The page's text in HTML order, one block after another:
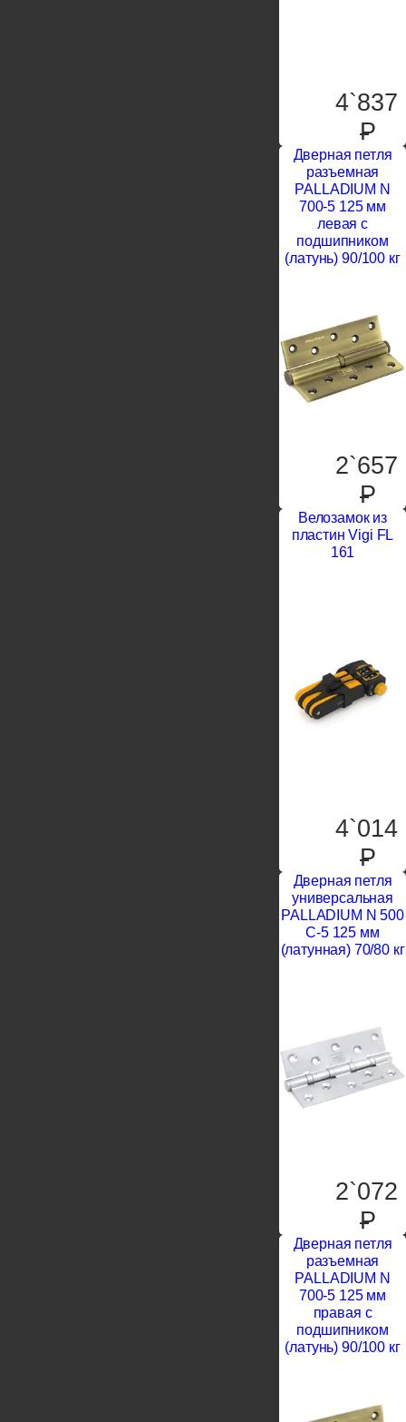
4`837
P
Дверная петля
разъемная
PALLADIUM N
700-5 125 мм
левая с
подшипником
(латунь) 90/100 кг
2`657
P
Велозамок из
пластин Vigi FL
161
4`014
P
Дверная петля
универсальная
PALLADIUM N 500
C-5 125 мм
(латунная) 70/80 кг
2`072
P
Дверная петля
разъемная
PALLADIUM N
700-5 125 мм
правая с
подшипником
(латунь) 90/100 кг